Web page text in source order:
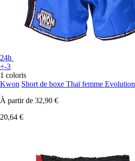
24h
+-3
1 coloris
Kwon Short de boxe Thaï femme Evolution
À partir de 32,90 €
20,64 €